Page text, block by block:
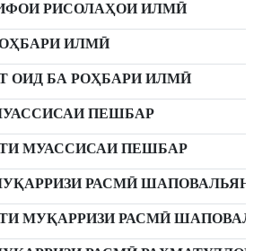
РИСОЛАҲОИ ИЛМӢ
ИЛМӢ
ОИД БА РОҲБАРИ ИЛМӢ
ПЕШБАР
МУАССИСАИ ПЕШБАР
РАСМӢ ШАПОВАЛЬЯНЦ
МУҚАРРИЗИ РАСМӢ